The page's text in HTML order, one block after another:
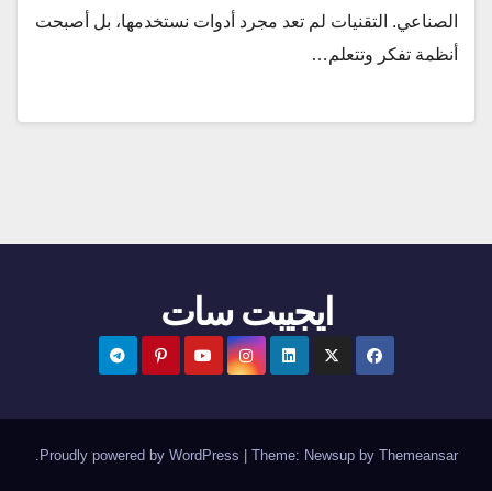
الصناعي. التقنيات لم تعد مجرد أدوات نستخدمها، بل أصبحت
أنظمة تفكر وتتعلم…
ايجيبت سات
Proudly powered by WordPress Theme: Newsupby Themeansar